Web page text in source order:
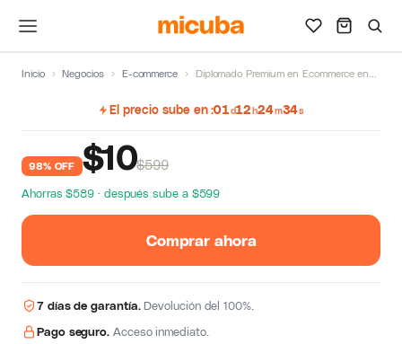
Inicio › Negocios › E-commerce › Diplomado Premium en Ecommerce en Amazon USA de Smartbeemo
El precio sube en 01d12h24m34s
98% OFF $10$599
Ahorras $589 · después sube a $599
Comprar ahora
7 días de garantía.Devolución del 100%.
Pago seguro. Acceso inmediato.